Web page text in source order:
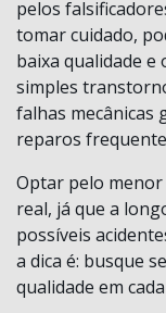
pelos
tomar cuidado,
baixa qualidade e
simples
falhas mecânicas
reparos
Optar pelo menor
real, já que a
possíveis
a dica é: busque
qualidade em